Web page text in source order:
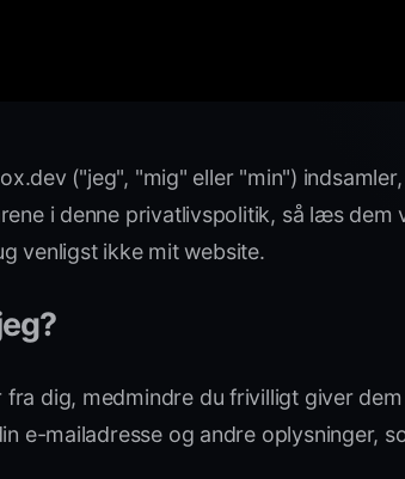
("jeg", "mig" eller "min")
i denne privatlivspolitik, så læs
venligst ikke mit website.
dig, medmindre du frivilligt giver
e-mailadresse og andre oplysninger,